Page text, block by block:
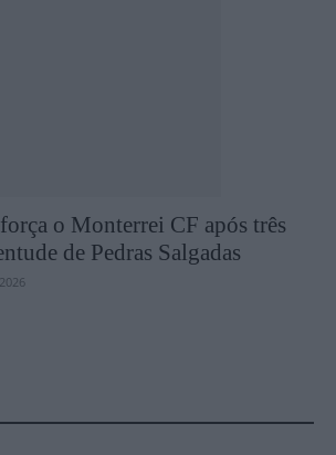
o Monterrei CF após três
de Pedras Salgadas